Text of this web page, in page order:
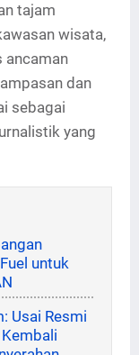
tajam
wisata,
ancaman
dan
sebagai
yang
untuk
Usai Resmi